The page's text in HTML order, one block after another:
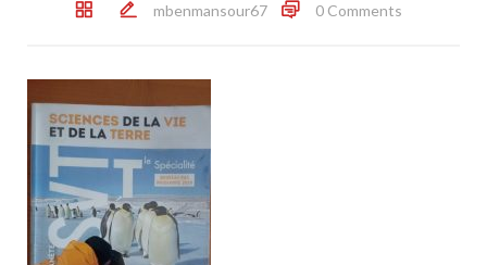
mbenmansour67 0 Comments